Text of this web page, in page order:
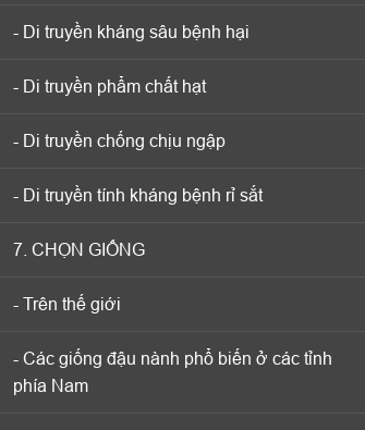
- Di truyền kháng sâu bệnh hại
- Di truyền phẩm chất hạt
- Di truyền chống chịu ngập
- Di truyền tính kháng bệnh rỉ sắt
7. CHỌN GIỐNG
- Trên thế giới
- Các giống đậu nành phổ biến ở các tỉnh
phía Nam
- Di truyền kháng sâu bệnh hại
- Di truyền phẩm chất hạt
- Di truyền chống chịu ngập
- Di truyền tính kháng bệnh rỉ sắt
7. CHỌN GIỐNG
- Trên thế giới
- Các giống đậu nành phổ biến ở các tỉnh
phía Nam